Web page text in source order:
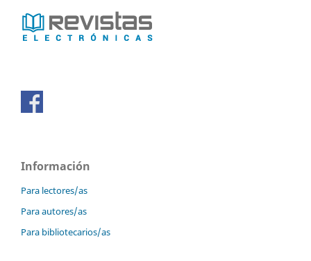
Información
Para lectores/as
Para autores/as
Para bibliotecarios/as